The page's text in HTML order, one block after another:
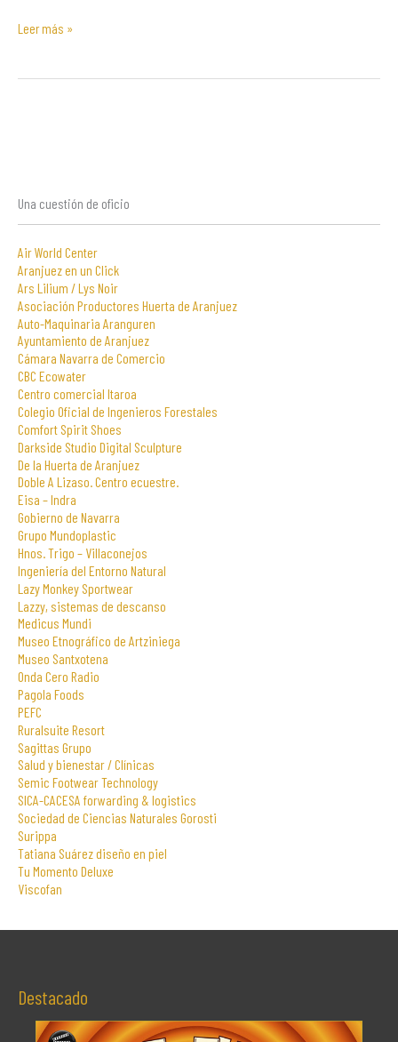
Leer más »
Una cuestión de oficio
Air World Center
Aranjuez en un Click
Ars Lilium / Lys Noir
Asociación Productores Huerta de Aranjuez
Auto-Maquinaria Aranguren
Ayuntamiento de Aranjuez
Cámara Navarra de Comercio
CBC Ecowater
Centro comercial Itaroa
Colegio Oficial de Ingenieros Forestales
Comfort Spirit Shoes
Darkside Studio Digital Sculpture
De la Huerta de Aranjuez
Doble A Lizaso. Centro ecuestre.
Eisa – Indra
Gobierno de Navarra
Grupo Mundoplastic
Hnos. Trigo – Villaconejos
Ingeniería del Entorno Natural
Lazy Monkey Sportwear
Lazzy, sistemas de descanso
Medicus Mundi
Museo Etnográfico de Artziniega
Museo Santxotena
Onda Cero Radio
Pagola Foods
PEFC
Ruralsuite Resort
Sagittas Grupo
Salud y bienestar / Clínicas
Semic Footwear Technology
SICA-CACESA forwarding & logistics
Sociedad de Ciencias Naturales Gorosti
Surippa
Tatiana Suárez diseño en piel
Tu Momento Deluxe
Viscofan
Destacado